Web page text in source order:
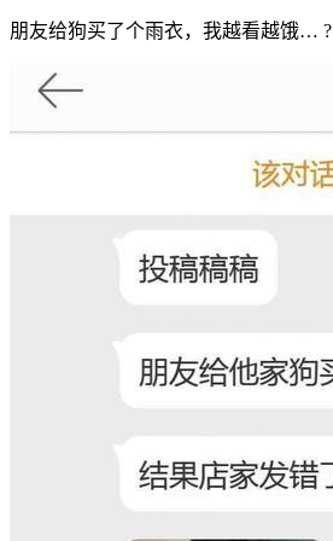
朋友给狗买了个雨衣，我越看越饿… ?